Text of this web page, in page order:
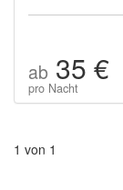
ab 35 €
pro Nacht
1 von 1